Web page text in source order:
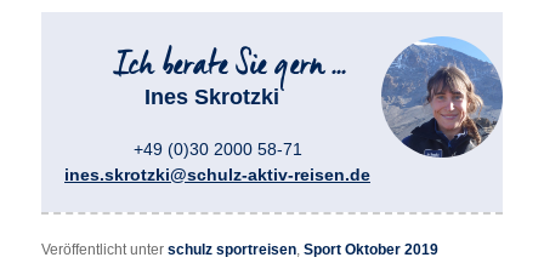
Ines Skrotzki
+49 (0)30 2000 58-71
ines.skrotzki@schulz-aktiv-reisen.de
Veröffentlicht unter schulz sportreisen,Sport Oktober 2019